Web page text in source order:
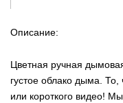
Описание:
Цветная ручная
густое облако дыма.
или короткого видео!